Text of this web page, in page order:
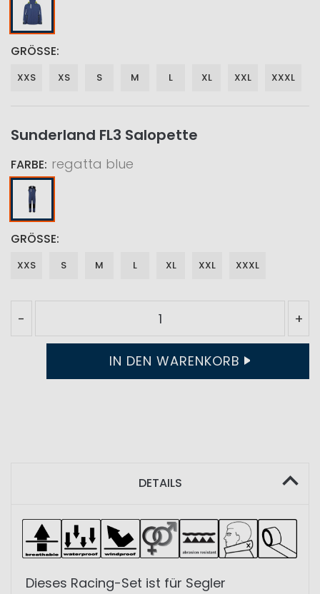
GRÖSSE
XXS XS S M L XL XXL XXXL
Sunderland FL3 Salopette
FARBE regatta blue
GRÖSSE
XXS S M L XL XXL XXXL
- +
IN DEN WARENKORB
DETAILS
Dieses Racing-Set ist für Segler